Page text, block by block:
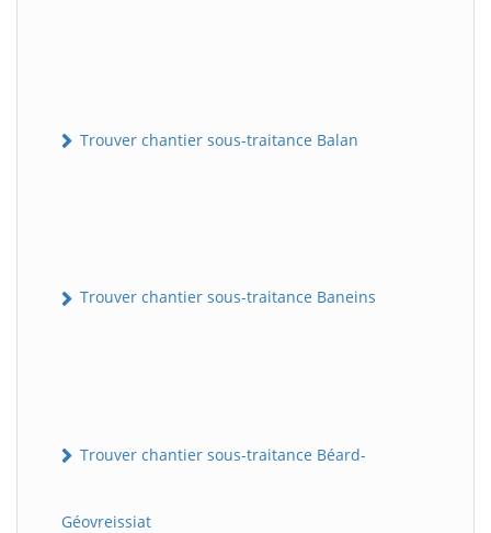
Trouver chantier sous-traitance Balan
Trouver chantier sous-traitance Baneins
Trouver chantier sous-traitance Béard-
Géovreissiat